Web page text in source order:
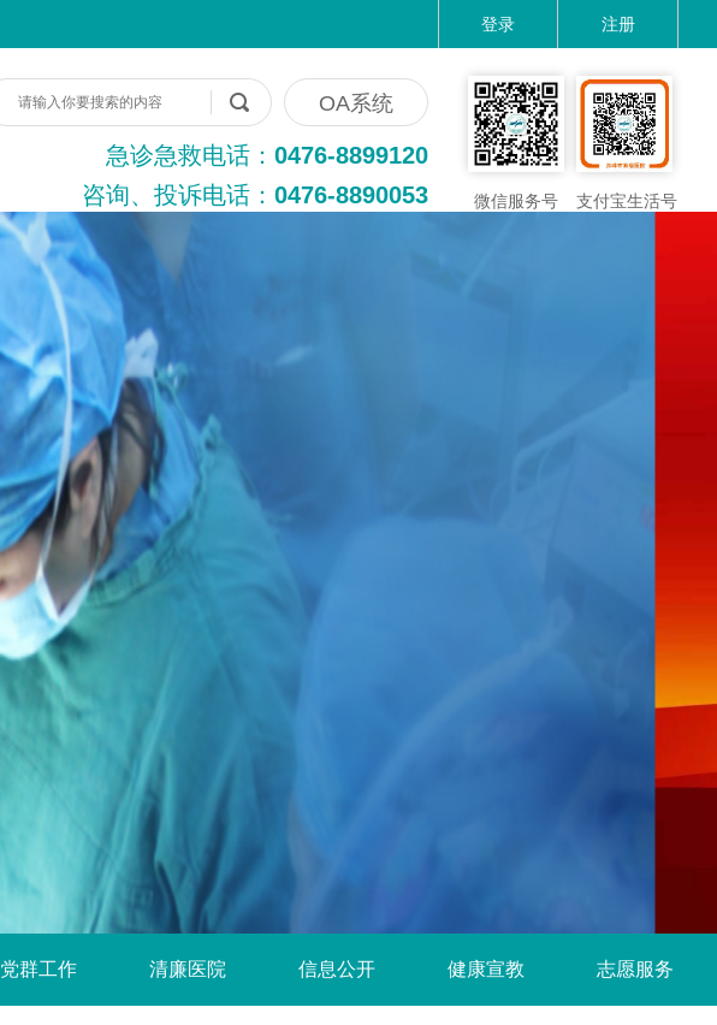
登录 注册
OA系统
急诊急救电话： 0476-8899120
咨询、投诉电话： 0476-8890053 微信服务号 支付宝生活号
党群工作 清廉医院 信息公开 健康宣教 志愿服务